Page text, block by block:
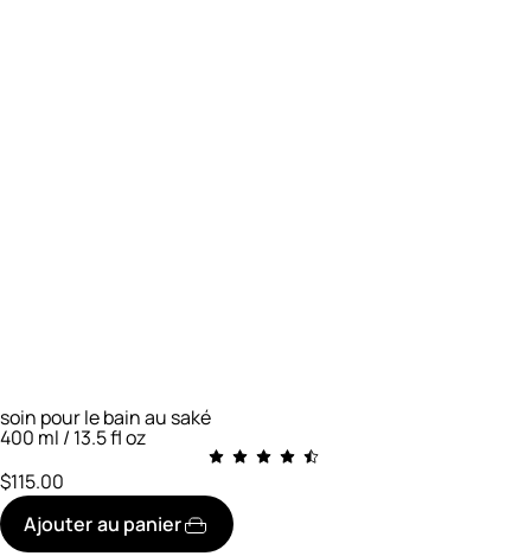
soin pour le bain au saké
400 ml / 13.5 fl oz
$115.00
Ajouter au panier